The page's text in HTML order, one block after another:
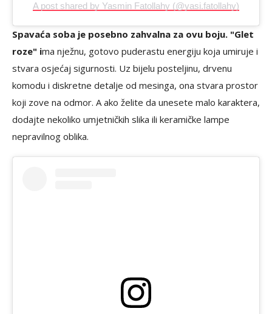
A post shared by Yasmin Fatollahy (@yasi.fatollahy)
Spavaća soba je posebno zahvalna za ovu boju. "Glet
roze" ima nježnu, gotovo puderastu energiju koja umiruje i
stvara osjećaj sigurnosti. Uz bijelu posteljinu, drvenu
komodu i diskretne detalje od mesinga, ona stvara prostor
koji zove na odmor. A ako želite da unesete malo karaktera,
dodajte nekoliko umjetničkih slika ili keramičke lampe
nepravilnog oblika.